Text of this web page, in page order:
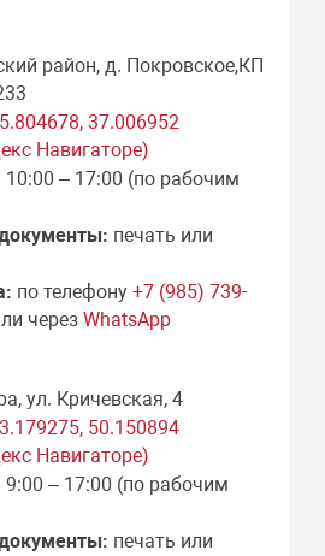
район, д. Покровское,КП
37.006952
Навигаторе)
10:00 – 17:00 (по рабочим
печать или
по телефону+7 (985) 739-
черезWhatsApp
ул. Кричевская, 4
50.150894
Навигаторе)
9:00 – 17:00 (по рабочим
печать или